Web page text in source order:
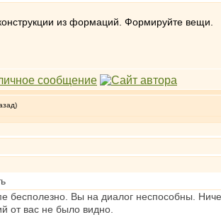
из формаций. Формируйте вещи.
бесполезно. Вы на диалог неспособны.
от вас не было видно.